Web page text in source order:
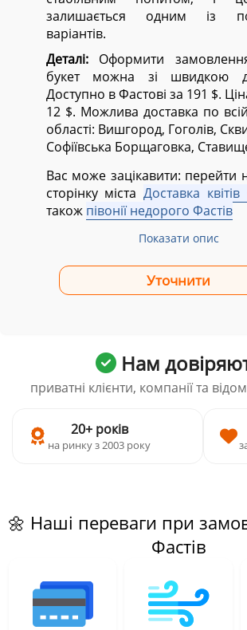
залишається одним із
варіантів.
Деталі:Оформити
букет можна зі швидкою
Доступно в Фастові за 191 $.
12 $. Можлива доставка по всій
області: Вишгород, Гоголів,
Софіївська Борщаговка,
Вас може зацікавити: перейти
сторінку містаДоставка квітів
також півонії недорого Фастів
Показати опис
Нам
приватні клієнти, компанії та
20+ років
на ринку з 2003 року
🌼 Наші переваги при
Фастів